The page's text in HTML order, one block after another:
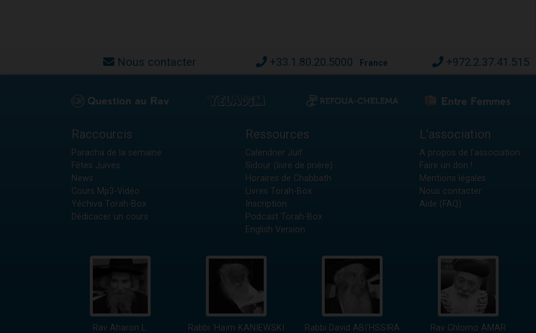
Nous contacter +33.1.80.20.5000 France +972.2.37.41.515
Raccourcis
Paracha de la semaine
Fêtes Juives
News
Cours Mp3-Vidéo
Yéchiva Torah-Box
Dédicacer un cours
Ressources
Calendrier Juif
Sidour (livre de prière)
Horaires de Chabbath
Livres Torah-Box
Inscription
Podcast Torah-Box
English Version
L'association
A propos de l'association
Faire un don !
Mentions légales
Nous contacter
Aide (FAQ)
Rav Aharon L. Rabbi 'Haïm KANIEWSKI Rabbi David ABI'HSSIRA Rav Chlomo AMAR